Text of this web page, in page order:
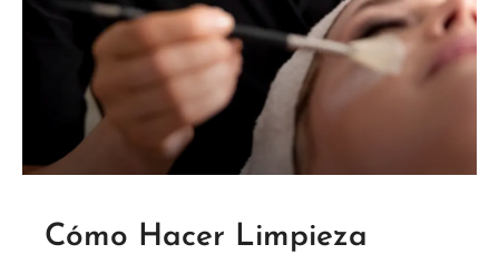
Cómo Hacer Limpieza